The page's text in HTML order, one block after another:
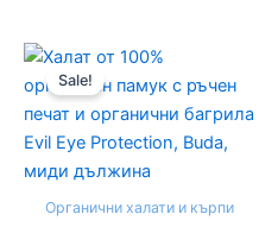
Sale!
Органични халати и кърпи
was:
79,00 €
/
154.51
е:
72,00 €
/
140.82